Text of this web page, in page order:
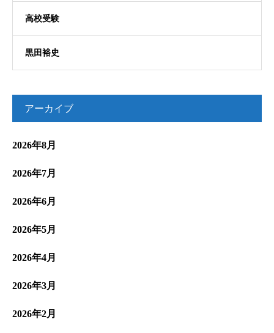
高校受験
黒田裕史
アーカイブ
2026年8月
2026年7月
2026年6月
2026年5月
2026年4月
2026年3月
2026年2月